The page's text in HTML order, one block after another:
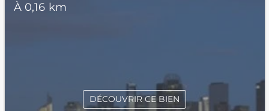
À 0,16 km
DÉCOUVRIR CE BIEN